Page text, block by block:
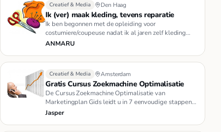
Creatief & Media Den Haag
Ik (ver) maak kleding, tevens reparatie
Ik ben begonnen met de opleiding voor
costumiere/coupeuse nadat ik al jaren zelf kleding
maak. Voor de ervaring neem ik …
ANMARU
Creatief & Media Amsterdam
Gratis Cursus Zoekmachine Optimalisatie
De Cursus Zoekmachine Optimalisatie van
Marketingplan Gids leidt u in 7 eenvoudige stappen
naar topposities in de zoekma…
Jasper